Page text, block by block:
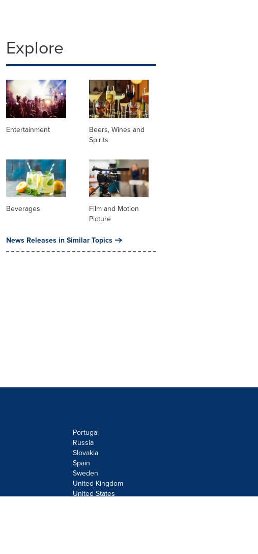
Explore
Entertainment
Beers, Wines and
Spirits
Beverages
Film and Motion
Picture
News Releases in Similar Topics
Portugal
Russia
Slovakia
Spain
Sweden
United Kingdom
United States